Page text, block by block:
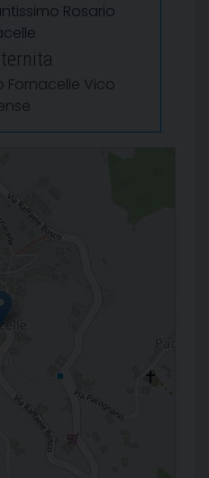
Rosario
Fornacelle Vico